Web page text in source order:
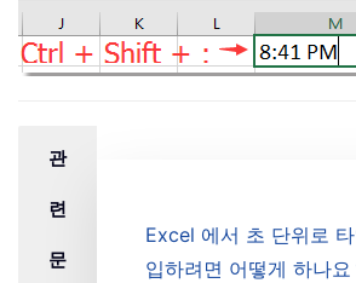
관
련
문
Excel 에서 초 단위로
입하려면 어떻게 하나요